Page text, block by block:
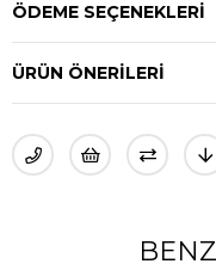
ÖDEME SEÇENEKLERI
ÜRÜN ÖNERILERI